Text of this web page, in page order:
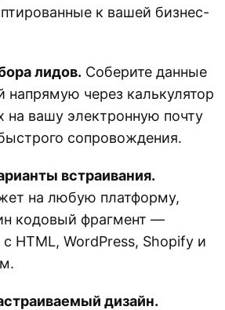
к вашей бизнес-
лидов. Соберите данные
напрямую через калькулятор
на вашу электронную почту
сопровождения.
встраивания.
на любую платформу,
кодовый фрагмент —
HTML, WordPress, Shopify и
дизайн.